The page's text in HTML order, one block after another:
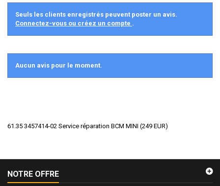
Seuls les clients enregistrés peuvent poster un avis.
Connectez-vous ou créez un compte .
Aucun avis pour le moment.
61.35 3457414-02 Service réparation BCM MINI (249 EUR)
NOTRE OFFRE